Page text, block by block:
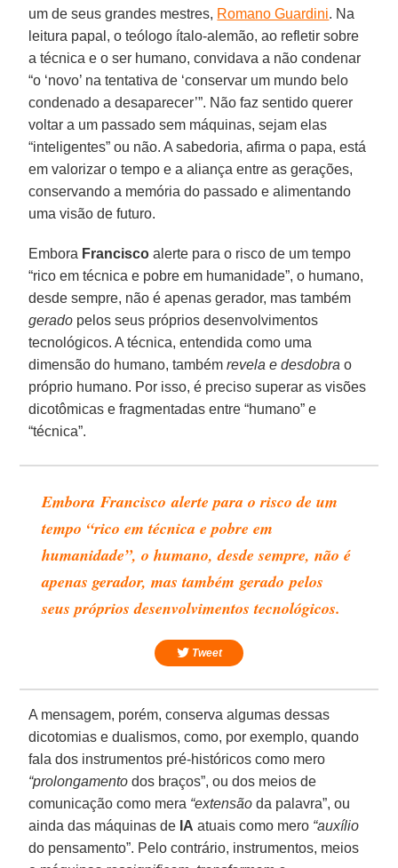
um de seus grandes mestres, Romano Guardini. Na
leitura papal, o teólogo ítalo-alemão, ao refletir sobre
a técnica e o ser humano, convidava a não condenar
“o ‘novo’ na tentativa de ‘conservar um mundo belo
condenado a desaparecer’”. Não faz sentido querer
voltar a um passado sem máquinas, sejam elas
“inteligentes” ou não. A sabedoria, afirma o papa, está
em valorizar o tempo e a aliança entre as gerações,
conservando a memória do passado e alimentando
uma visão de futuro.
Embora Francisco alerte para o risco de um tempo
“rico em técnica e pobre em humanidade”, o humano,
desde sempre, não é apenas gerador, mas também
gerado pelos seus próprios desenvolvimentos
tecnológicos. A técnica, entendida como uma
dimensão do humano, tambémrevela e desdobrao
próprio humano. Por isso, é preciso superar as visões
dicotômicas e fragmentadas entre “humano” e
“técnica”.
Embora Francisco alerte para o risco de um
tempo “rico em técnica e pobre em
humanidade”, o humano, desde sempre, não é
apenas gerador, mas também gerado pelos
seus próprios desenvolvimentos tecnológicos.
Tweet
A mensagem, porém, conserva algumas dessas
dicotomias e dualismos, como, por exemplo, quando
fala dos instrumentos pré-históricos como mero
“prolongamento dos braços”, ou dos meios de
comunicação como mera “extensão da palavra”, ou
ainda das máquinas de IA atuais como mero “auxílio
do pensamento”. Pelo contrário, instrumentos, meios